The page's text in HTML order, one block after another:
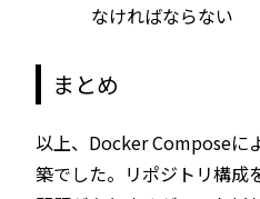
なければならない
まとめ
以上、Docker Composeに
築でした。リポジトリ構成